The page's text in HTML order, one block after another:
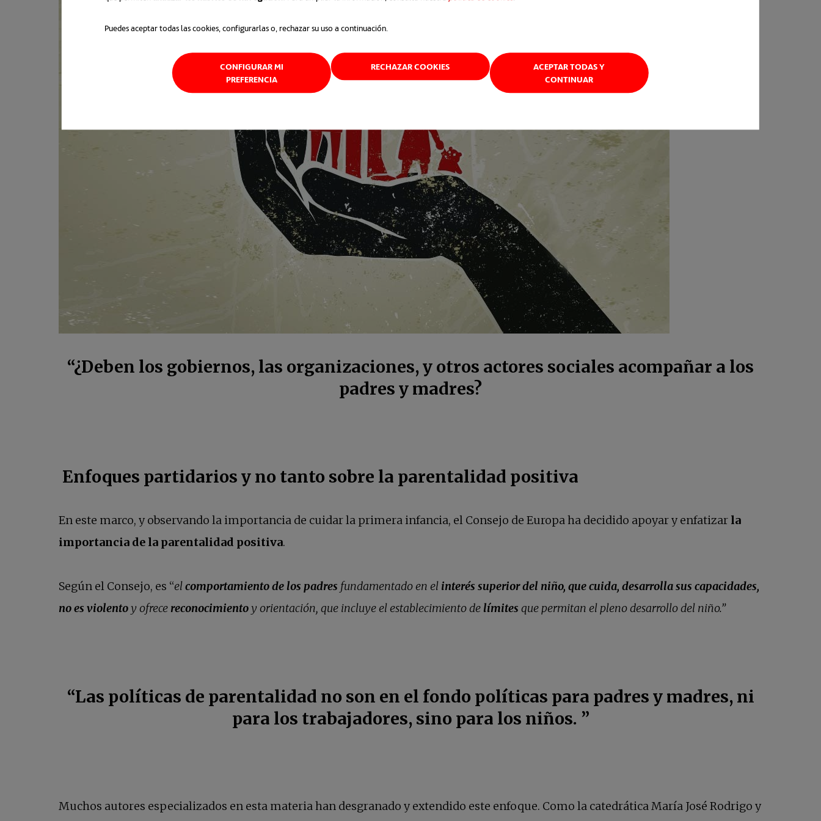
Puedes aceptar todas las cookies, configurarlas o, rechazar su uso a continuación.
CONFIGURAR MI
PREFERENCIA
RECHAZAR COOKIES
ACEPTAR TODAS Y
CONTINUAR
“¿Deben los gobiernos, las organizaciones, y otros actores sociales acompañar a los
padres y madres?
Enfoques partidarios y no tanto sobre la parentalidad positiva
En este marco, y observando la importancia de cuidar la primera infancia, el Consejo de Europa ha decidido apoyar y enfatizar la
importancia de la parentalidad positiva.
Según el Consejo, es “elcomportamiento de los padres fundamentado en el interés superior del niño, que cuida, desarrolla sus capacidades,
no es violento y ofrece reconocimiento y orientación, que incluye el establecimiento de límites que permitan el pleno desarrollo del niño.”
“Las políticas de parentalidad no son en el fondo políticas para padres y madres, ni
para los trabajadores, sino para los niños. ”
Muchos autores especializados en esta materia han desgranado y extendido este enfoque. Como la catedrática María José Rodrigo y